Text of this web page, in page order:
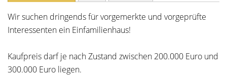
Wir suchen dringends für vorgemerkte und vorgeprüfte
Interessenten ein Einfamilienhaus!
Kaufpreis darf je nach Zustand zwischen 200.000 Euro und
300.000 Euro liegen.